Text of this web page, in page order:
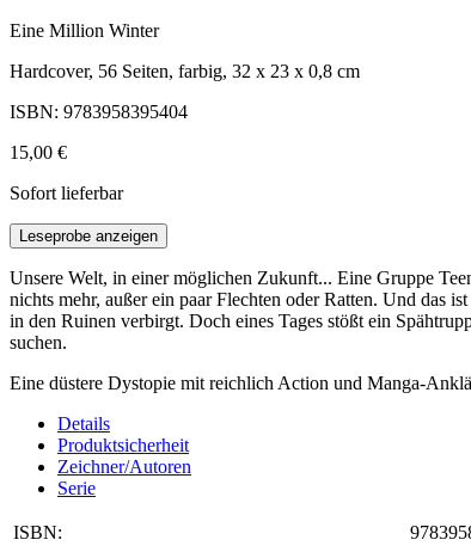
Eine Million Winter
Hardcover, 56 Seiten, farbig, 32 x 23 x 0,8 cm
ISBN: 9783958395404
15,00 €
Sofort lieferbar
Leseprobe anzeigen
Unsere Welt, in einer möglichen Zukunft... Eine Gruppe
nichts mehr, außer ein paar Flechten oder Ratten. Und das
in den Ruinen verbirgt. Doch eines Tages stößt ein
suchen.
Eine düstere Dystopie mit reichlich Action und Manga-
Details
Produktsicherheit
Zeichner/Autoren
Serie
ISBN: